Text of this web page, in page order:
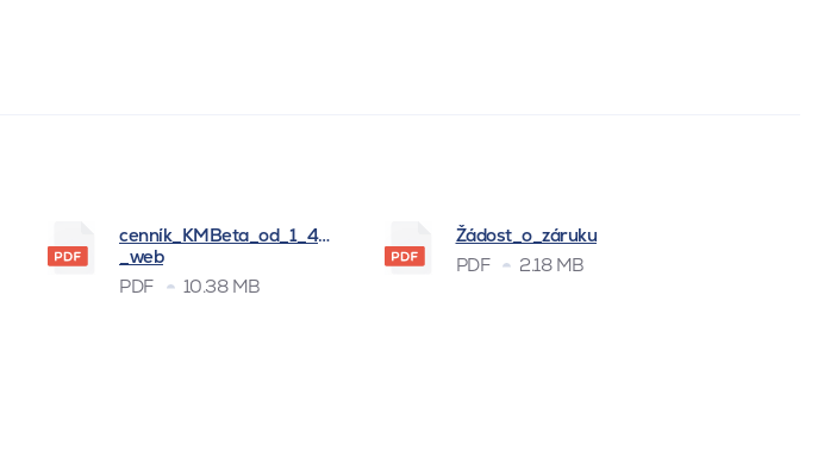
cenník_KMBeta_od_1_4_2026
_web
PDF
10.38 MB
Žádost_o_záruku
PDF
2.18 MB